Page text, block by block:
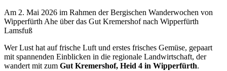
Am 2. Mai 2026 im Rahmen der Bergischen Wanderwochen von
Wipperfürth Ahe über das Gut Kremershof nach Wipperfürth
Lamsfuß
Wer Lust hat auf frische Luft und erstes frisches Gemüse, gepaart
mit spannenden Einblicken in die regionale Landwirtschaft, der
wandert mit zum Gut Kremershof, Heid 4 in Wipperfürth.